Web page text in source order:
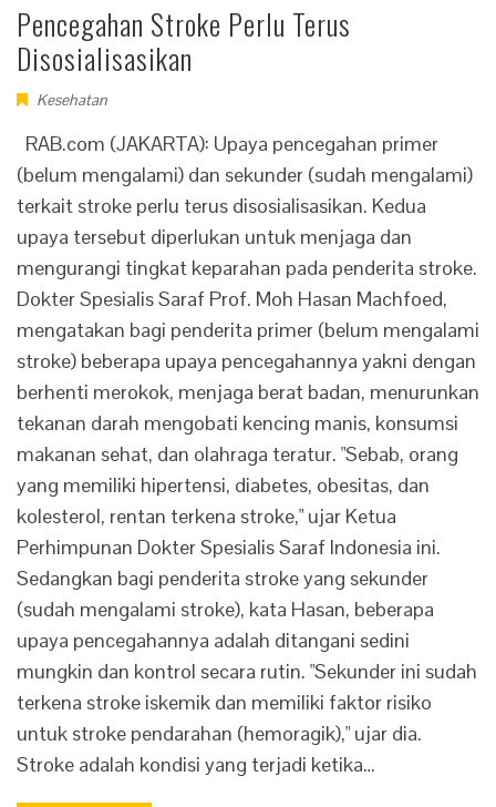
Pencegahan Stroke Perlu Terus
Disosialisasikan
Kesehatan
RAB.com (JAKARTA): Upaya pencegahan primer
(belum mengalami) dan sekunder (sudah mengalami)
terkait stroke perlu terus disosialisasikan. Kedua
upaya tersebut diperlukan untuk menjaga dan
mengurangi tingkat keparahan pada penderita stroke.
Dokter Spesialis Saraf Prof. Moh Hasan Machfoed,
mengatakan bagi penderita primer (belum mengalami
stroke) beberapa upaya pencegahannya yakni dengan
berhenti merokok, menjaga berat badan, menurunkan
tekanan darah mengobati kencing manis, konsumsi
makanan sehat, dan olahraga teratur. "Sebab, orang
yang memiliki hipertensi, diabetes, obesitas, dan
kolesterol, rentan terkena stroke," ujar Ketua
Perhimpunan Dokter Spesialis Saraf Indonesia ini.
Sedangkan bagi penderita stroke yang sekunder
(sudah mengalami stroke), kata Hasan, beberapa
upaya pencegahannya adalah ditangani sedini
mungkin dan kontrol secara rutin. "Sekunder ini sudah
terkena stroke iskemik dan memiliki faktor risiko
untuk stroke pendarahan (hemoragik)," ujar dia.
Stroke adalah kondisi yang terjadi ketika…